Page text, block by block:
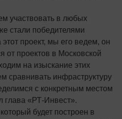
участвовать в любых
стали победителями
проект, мы его ведем, он
от проектов в Московской
на изыскание этих
сравнивать инфраструктуру
с конкретным местом
глава «РТ-Инвест».
будет построен в